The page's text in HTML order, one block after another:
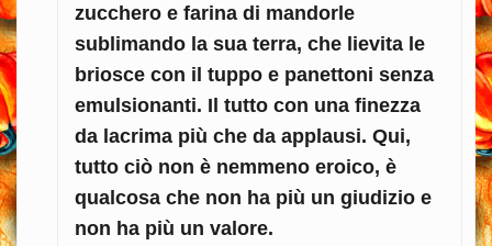
zucchero e farina di mandorle
sublimando la sua terra, che lievita le
briosce con il tuppo e panettoni senza
emulsionanti. Il tutto con una finezza
da lacrima più che da applausi. Qui,
tutto ciò non è nemmeno eroico, è
qualcosa che non ha più un giudizio e
non ha più un valore.